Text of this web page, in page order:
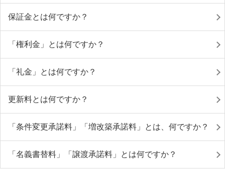
保証金とは何ですか？
「権利金」とは何ですか？
「礼金」とは何ですか？
更新料とは何ですか？
「条件変更承諾料」「増改築承諾料」とは、何ですか？
「名義書替料」「譲渡承諾料」とは何ですか？